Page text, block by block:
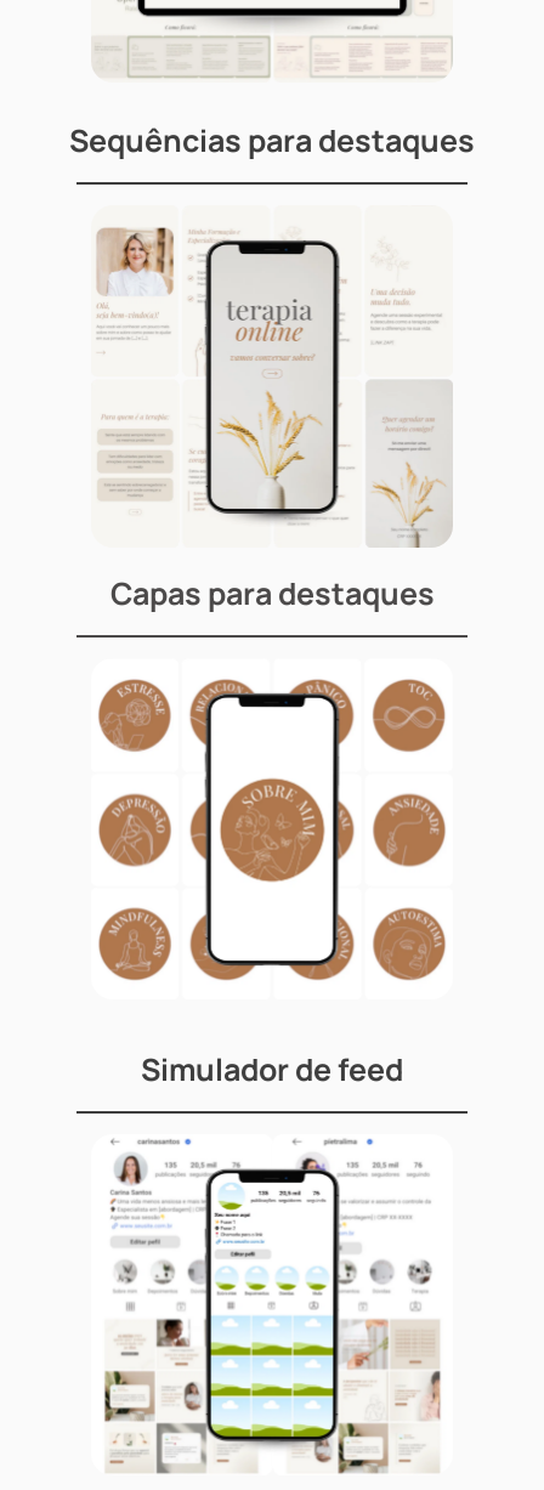
Capas para destaques
Sequências para destaques
Simulador de feed